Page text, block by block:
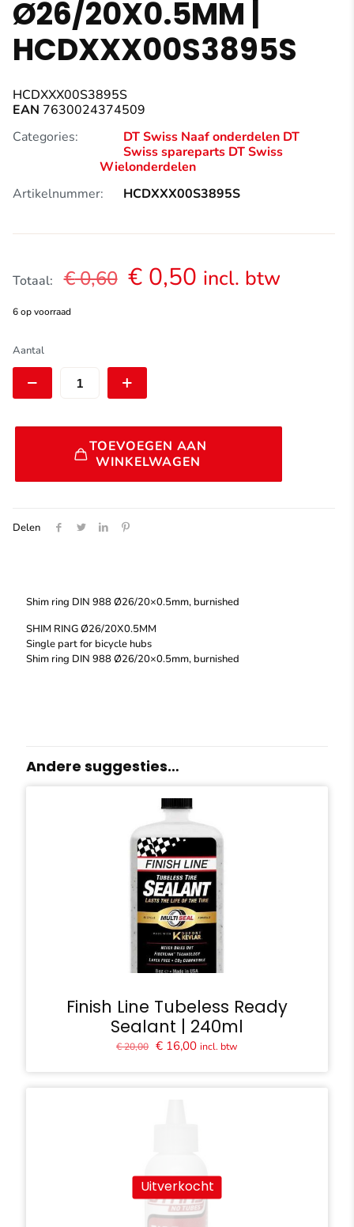
Ø26/20X0.5MM |
HCDXXX00S3895S
HCDXXX00S3895S
EAN 7630024374509
Categories:
DT Swiss Naaf onderdelen DT
Swiss spareparts DT Swiss
Wielonderdelen
Artikelnummer:
HCDXXX00S3895S
Totaal: €0,60 Oorspronkelijke
€0,50Huidige
incl. btw
6 op voorraad
Aantal
DT
Swiss
SHIM
RING
HCDXXX00S3895STOEVOEGEN AAN
WINKELWAGEN
Delen
Shim ring DIN 988 Ø26/20×0.5mm, burnished
SHIM RING Ø26/20X0.5MM
Single part for bicycle hubs
Shim ring DIN 988 Ø26/20×0.5mm, burnished
Andere suggesties…
Finish Line Tubeless Ready
Sealant | 240ml
€20,00 Oorspronkelijke
€ 16,00Huidige
incl. btw
Uitverkocht